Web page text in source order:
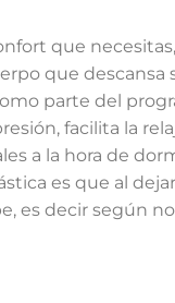
que
que descansa
parte del
facilita la
a la hora de
es que al
es decir según